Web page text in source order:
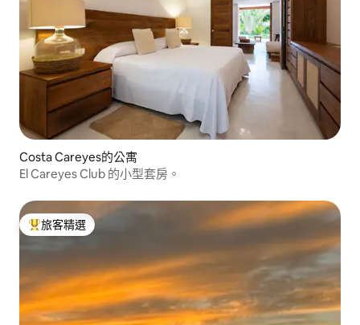
Costa Careyes的公寓
El Careyes Club 的小型套房。
旅客精選榜首
旅客精選